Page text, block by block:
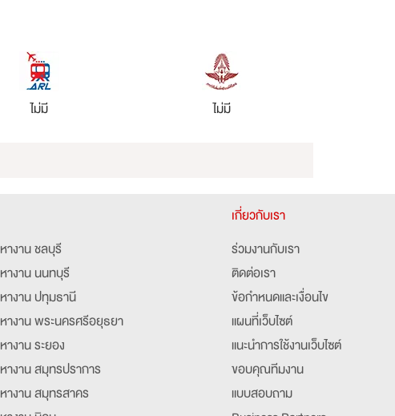
ไม่มี ไม่มี
หางาน ชลบุรี
หางาน นนทบุรี
หางาน ปทุมธานี
หางาน พระนครศรีอยุธยา
หางาน ระยอง
หางาน สมุทรปราการ
หางาน สมุทรสาคร
เกี่ยวกับเรา
ร่วมงานกับเรา
ติดต่อเรา
ข้อกำหนดและเงื่อนไข
แผนที่เว็บไซต์
แนะนำการใช้งานเว็บไซต์
ขอบคุณทีมงาน
แบบสอบถาม